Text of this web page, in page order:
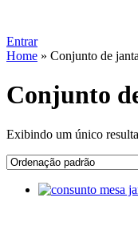
Entrar
Home » Conjunto de
Conjunto
Exibindo um único